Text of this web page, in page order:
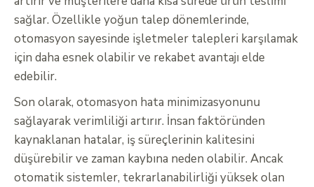
sağlar. Özellikle yoğun talep dönemlerinde,
otomasyon sayesinde işletmeler talepleri karşılamak
için daha esnek olabilir ve rekabet avantajı elde
edebilir.
Son olarak, otomasyon hata minimizasyonunu
sağlayarak verimliliği artırır. İnsan faktöründen
kaynaklanan hatalar, iş süreçlerinin kalitesini
düşürebilir ve zaman kaybına neden olabilir. Ancak
otomatik sistemler, tekrarlanabilirliği yüksek olan